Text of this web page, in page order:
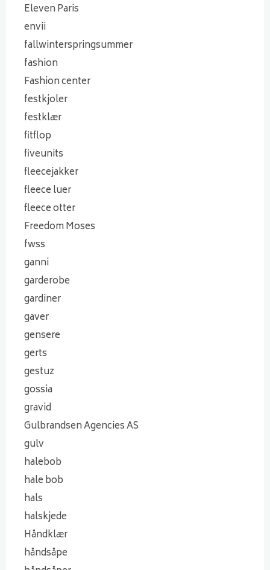
Eleven Paris
envii
fallwinterspringsummer
fashion
Fashion center
festkjoler
festklær
fitflop
fiveunits
fleecejakker
fleece luer
fleece otter
Freedom Moses
fwss
ganni
garderobe
gardiner
gaver
gensere
gerts
gestuz
gossia
gravid
Gulbrandsen Agencies AS
gulv
halebob
hale bob
hals
halskjede
Håndklær
håndsåpe